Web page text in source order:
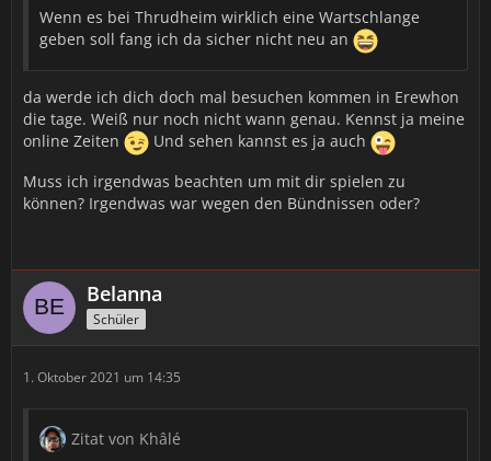
Wenn es bei Thrudheim wirklich eine Wartschlange
geben soll fang ich da sicher nicht neu an
da werde ich dich doch mal besuchen kommen in Erewhon
die tage. Weiß nur noch nicht wann genau. Kennst ja meine
online Zeiten
Und sehen kannst es ja auch
Muss ich irgendwas beachten um mit dir spielen zu
können? Irgendwas war wegen den Bündnissen oder?
Belanna
Schüler
1. Oktober 2021 um 14:35
Zitat von Khâlé